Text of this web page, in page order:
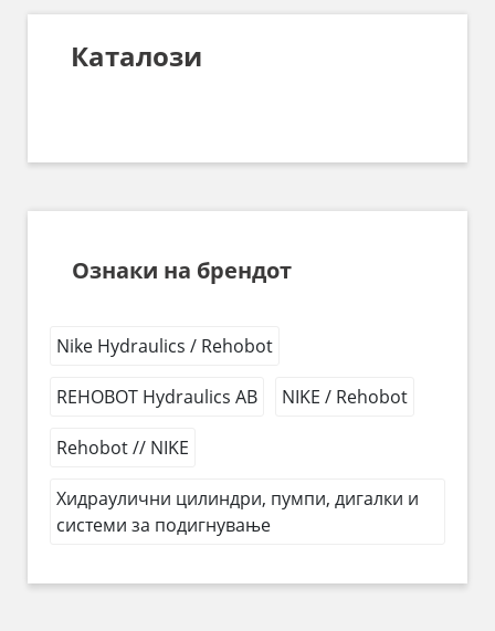
Каталози
Ознаки на брендот
Nike Hydraulics / Rehobot
REHOBOT Hydraulics AB NIKE / Rehobot
Rehobot // NIKE
Хидраулични цилиндри, пумпи, дигалки и
системи за подигнување